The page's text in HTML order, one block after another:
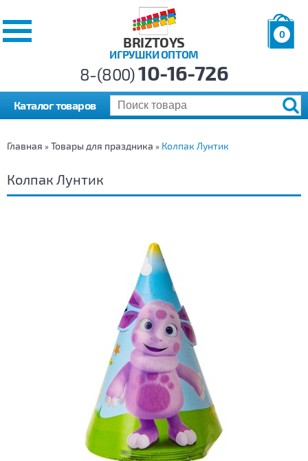
BRIZTOYS
ИГРУШКИ ОПТОМ
0
р.
8-(800)10-16-726
Каталог товаров
Главная » Товары для праздника » Колпак Лунтик
Колпак Лунтик